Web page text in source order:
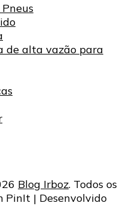
de alta vazão para
Blog Irboz. Todos os
PinIt | Desenvolvido